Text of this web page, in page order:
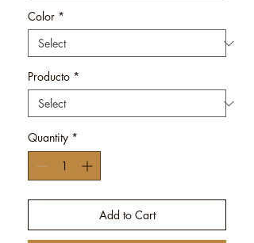
Color *
Producto *
Quantity *
Add to Cart